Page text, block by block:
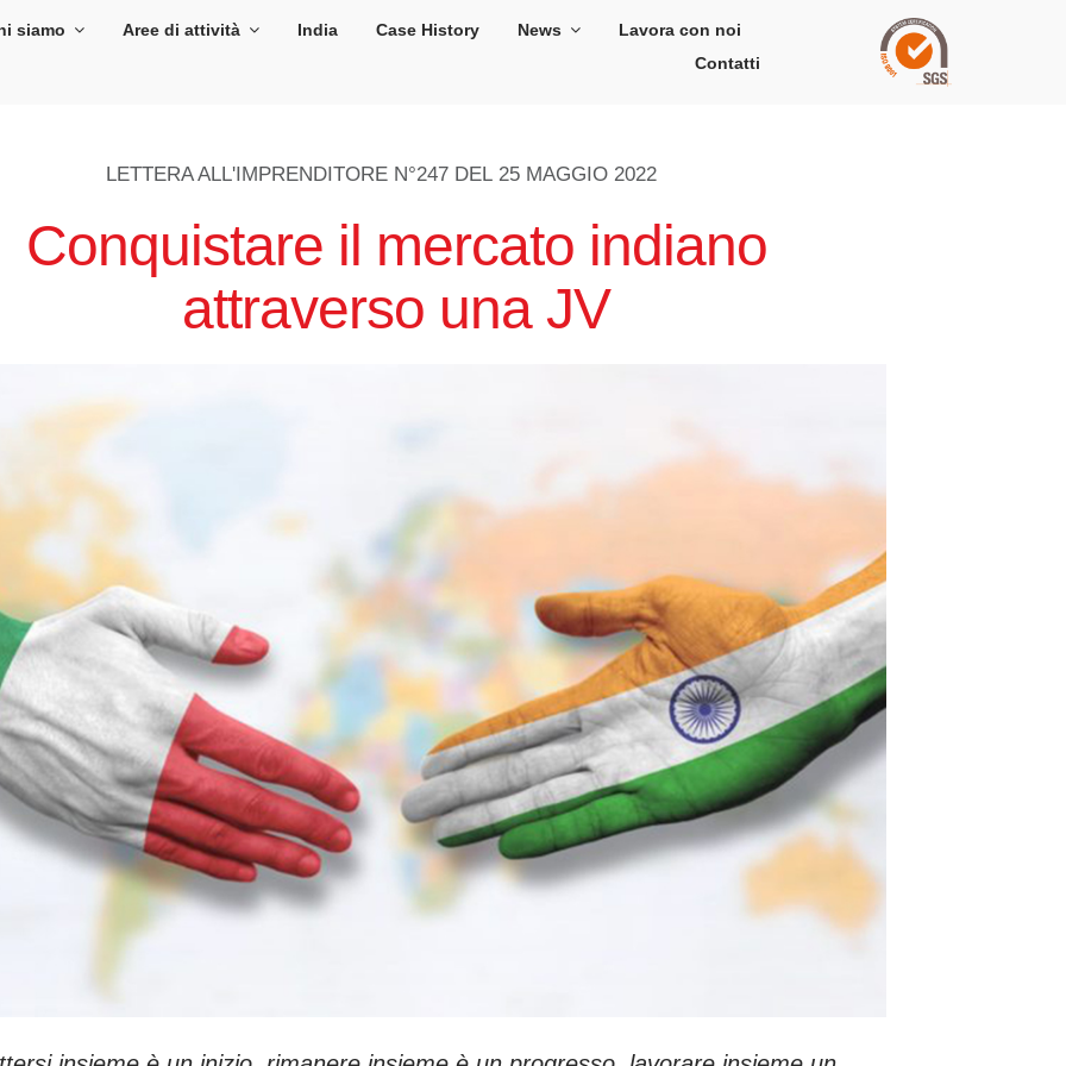
siamo Aree di attività India Case History News
Lavora con noi
Contatti
LETTERA ALL'IMPRENDITORE N°247 DEL 25 MAGGIO 2022
Conquistare il mercato indiano
attraverso una JV